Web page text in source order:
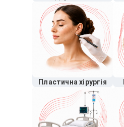
Пластична хірургія